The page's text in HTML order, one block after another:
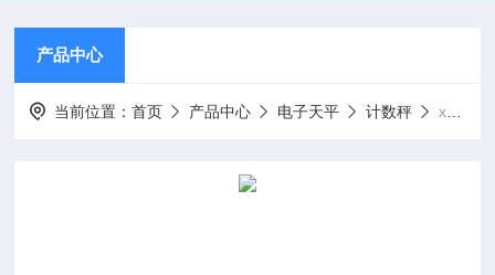
产品中心
当前位置：首页 产品中心 电子天平 计数秤 xk3150C计数秤